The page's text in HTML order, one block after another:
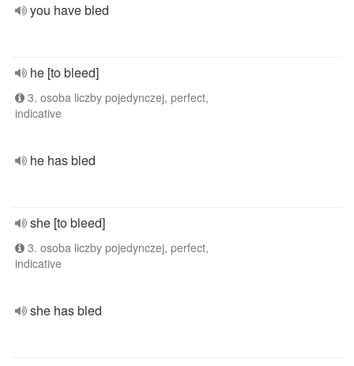
you have bled
he [to bleed]
3. osoba liczby pojedynczej, perfect,
indicative
he has bled
she [to bleed]
3. osoba liczby pojedynczej, perfect,
indicative
she has bled